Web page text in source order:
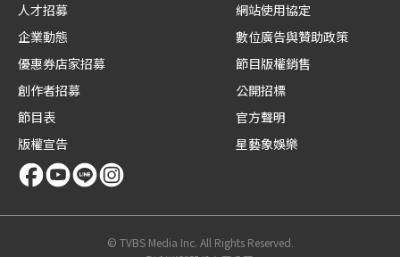
人才招募
企業動態
優惠券店家招募
創作者招募
節目表
版權宣告
網站使用協定
數位廣告與贊助政策
節目版權銷售
公開招標
官方聲明
星藝象娛樂
© TVBS Media Inc. All Rights Reserved.